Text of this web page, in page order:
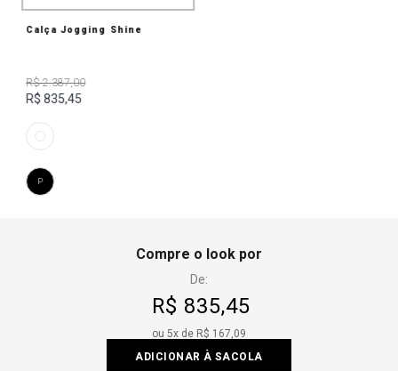
Calça Jogging Shine
R$ 2.387,00
R$ 835,45
P
Compre o look por
De:
R$ 835,45
ou 5x de R$ 167,09
ADICIONAR À SACOLA